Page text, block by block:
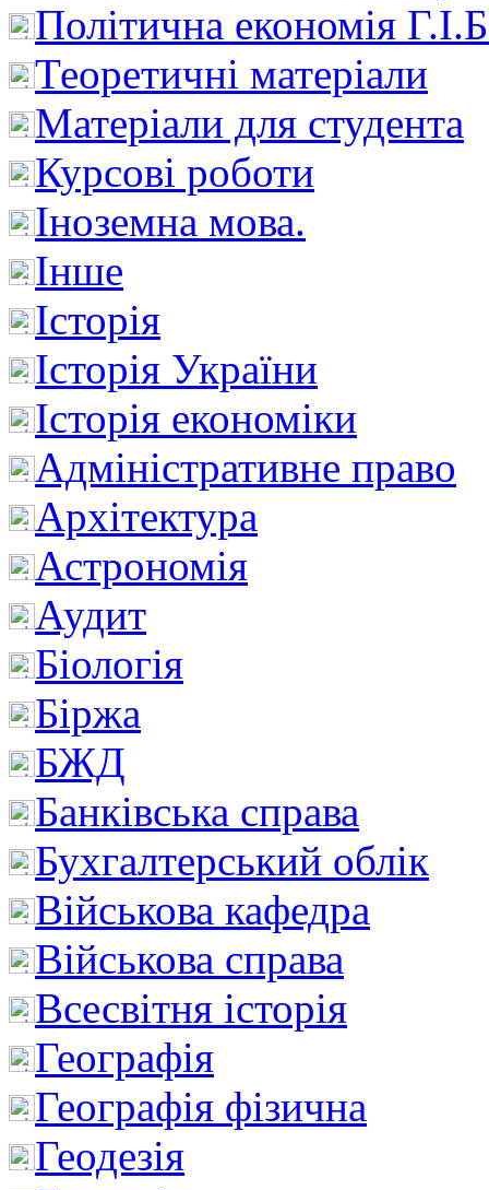
Політична економія
Теоретичні матеріали
Матеріали для студента
Курсові роботи
Іноземна мова.
Інше
Історія
Історія України
Історія економіки
Адміністративне право
Архітектура
Астрономія
Аудит
Біологія
Біржа
БЖД
Банківська справа
Бухгалтерський облік
Військова кафедра
Військова справа
Всесвітня історія
Географія
Географія фізична
Геодезія